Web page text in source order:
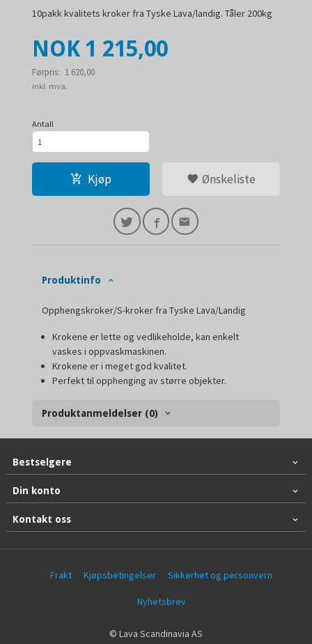
10pakk kvalitets kroker fra Tyske Lava/landig. Tåler 200kg
Tilbud
NOK 1 215,00
Førpris: 1 620,00
Rabatt
inkl. mva.
Antall
Kjøp Ønskeliste
Produktinfo
Opphengskroker/S-kroker fra Tyske Lava/Landig
Krokene er lette og vedlikeholde, kan enkelt
vaskes i oppvaskmaskinen.
Krokene er i meget god kvalitet.
Perfekt til opphenging av større objekter.
Produktanmeldelser (0)
Bestselgere
Din konto
Kontakt oss
Frakt Kjøpsbetingelser Sikkerhet og personvern
Nyhetsbrev
© Lava Scandinavia AS